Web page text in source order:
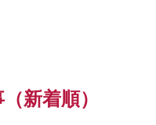
新着順）